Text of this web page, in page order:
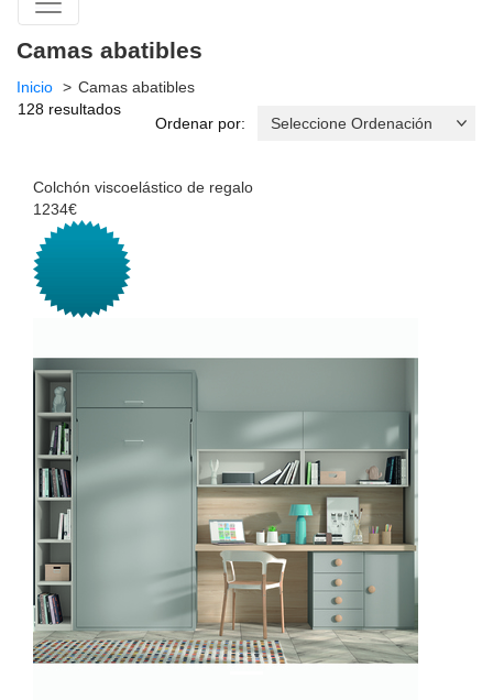
Camas abatibles
Inicio
Camas abatibles
128 resultados
Ordenar por:
Colchón viscoelástico de regalo
1234€